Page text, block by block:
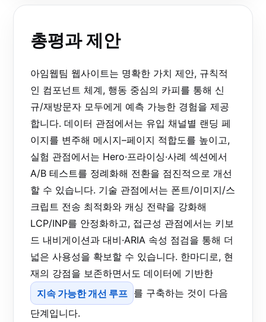
총평과 제안
아임웹팀 웹사이트는 명확한 가치 제안, 규칙적
인 컴포넌트 체계, 행동 중심의 카피를 통해 신
규/재방문자 모두에게 예측 가능한 경험을 제공
합니다. 데이터 관점에서는 유입 채널별 랜딩 페
이지를 변주해 메시지–페이지 적합도를 높이고,
실험 관점에서는 Hero·프라이싱·사례 섹션에서
A/B 테스트를 정례화해 전환을 점진적으로 개선
할 수 있습니다. 기술 관점에서는 폰트/이미지/스
크립트 전송 최적화와 캐싱 전략을 강화해
LCP/INP를 안정화하고, 접근성 관점에서는 키보
드 내비게이션과 대비·ARIA 속성 점검을 통해 더
넓은 사용성을 확보할 수 있습니다. 한마디로, 현
재의 강점을 보존하면서도 데이터에 기반한
지속 가능한 개선 루프 를 구축하는 것이 다음
단계입니다.